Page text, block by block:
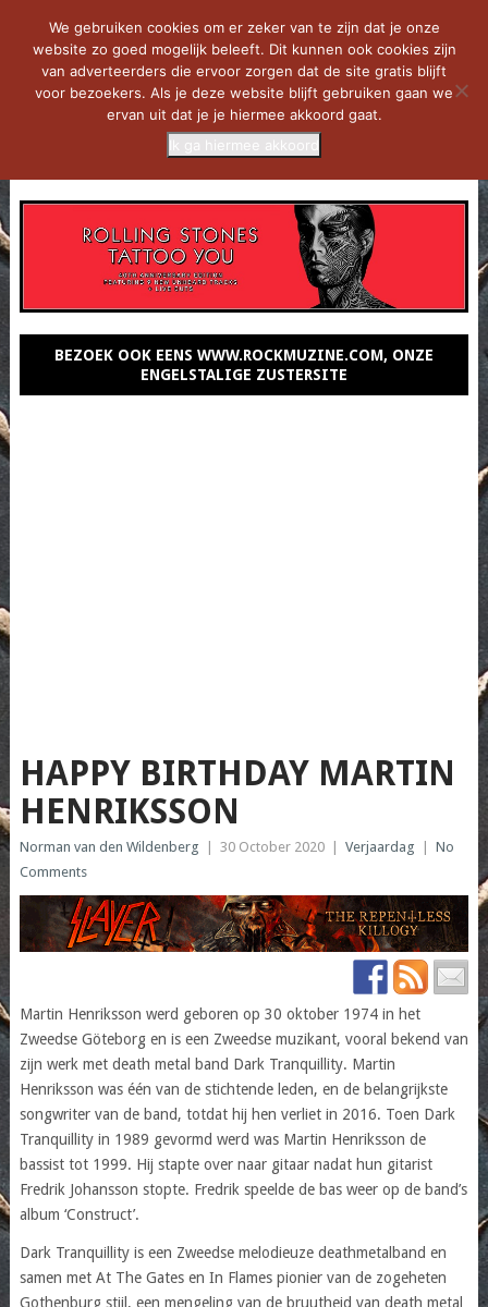
BEZOEK OOK EENS WWW.ROCKMUZINE.COM, ONZE
ENGELSTALIGE ZUSTERSITE
HAPPY BIRTHDAY MARTIN
HENRIKSSON
Norman van den Wildenberg 30 October 2020 Verjaardag
No
Comments
Martin Henriksson werd geboren op 30 oktober 1974 in het
Zweedse Göteborg en is een Zweedse muzikant, vooral bekend van
zijn werk met death metal band Dark Tranquillity. Martin
Henriksson was één van de stichtende leden, en de belangrijkste
songwriter van de band, totdat hij hen verliet in 2016. Toen Dark
Tranquillity in 1989 gevormd werd was Martin Henriksson de
bassist tot 1999. Hij stapte over naar gitaar nadat hun gitarist
Fredrik Johansson stopte. Fredrik speelde de bas weer op de band’s
album ‘Construct’.
Dark Tranquillity is een Zweedse melodieuze deathmetalband en
samen met At The Gates en In Flames pionier van de zogeheten
Gothenburg stijl, een mengeling van de bruutheid van death metal
We gebruiken cookies om er zeker van te zijn dat je onze
website zo goed mogelijk beleeft. Dit kunnen ook cookies zijn
van adverteerders die ervoor zorgen dat de site gratis blijft
voor bezoekers. Als je deze website blijft gebruiken gaan we
ervan uit dat je je hiermee akkoord gaat.
Ik ga hiermee akkoord